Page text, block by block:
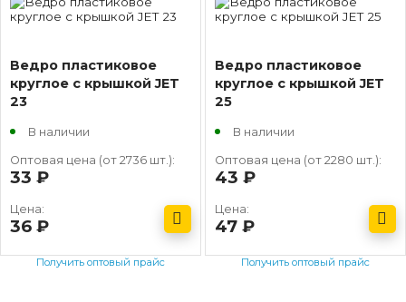
Ведро пластиковое
круглое с крышкой JET
23
В наличии
Оптовая цена (от 2736 шт.):
33
Цена:
36
Получить оптовый прайс
Ведро пластиковое
круглое с крышкой JET
25
В наличии
Оптовая цена (от 2280 шт.):
43
Цена:
47
Получить оптовый прайс